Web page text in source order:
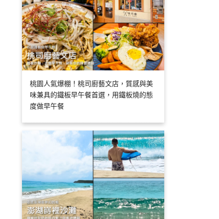
桃園人氣爆棚！桃司廚藝文店，質感與美
味兼具的鐵板早午餐首選，用鐵板燒的態
度做早午餐